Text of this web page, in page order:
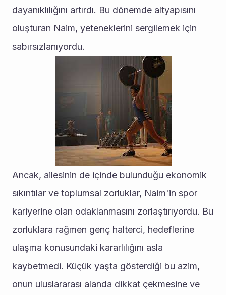
dayanıklılığını artırdı. Bu dönemde altyapısını
oluşturan Naim, yeteneklerini sergilemek için
sabırsızlanıyordu.
Ancak, ailesinin de içinde bulunduğu ekonomik
sıkıntılar ve toplumsal zorluklar, Naim'in spor
kariyerine olan odaklanmasını zorlaştırıyordu. Bu
zorluklara rağmen genç halterci, hedeflerine
ulaşma konusundaki kararlılığını asla
kaybetmedi. Küçük yaşta gösterdiği bu azim,
onun uluslararası alanda dikkat çekmesine ve